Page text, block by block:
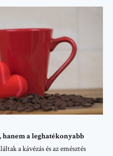
hanem a leghatékonyabb
a kávézás és az emésztés